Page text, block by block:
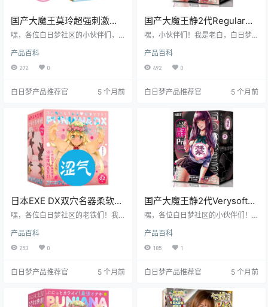
国产大魔王莫玲超强刺激飞
机杯测评报告
嘿，各位白日梦社区的小伙伴们，
一款来自国产大魔王品牌的飞机杯
——莫玲。这款飞机杯号称是刺激
与舒适的完美结合，那它到底是不
我带你一探究竟，看看它到底值不
产品百科
272 0
白日梦产品推荐官 5 个月前
国产大魔王静2代Regular静
音升级飞机杯测评报告
嘿，小伙伴们！我是老白，白日梦
的飞机杯测评师。今天，咱们来聊
聊大魔王的静 2代 Regular。这款飞
机杯号称静音升级，到底是不是真
吧！
产品百科
492 0
白日梦产品推荐官 5 个月前
日本EXE DX双穴名器柔软慢
玩款飞机杯测评报告
嘿，各位白日梦社区的老铁们！我
日本的EXE DX双穴名器柔软慢玩款
飞机杯的详细测评。这款飞机杯可
是让我眼前一亮，双穴设计加上柔
接下来，就让我带你深入了解这款
不值得你入手。
产品百科
253 0
白日梦产品推荐官 5 个月前
国产大魔王静2代Verysoft超
柔软体验飞机杯测评报告
嘿，各位白日梦社区的小伙伴们！
家的静 2代 Verysoft 飞机杯。这玩
意儿可是让我眼前一亮，超柔软的
体验，简直就像坠入云端。别急，
看看它到底值不值得入手！
产品百科
185 1
白日梦产品推荐官 5 个月前